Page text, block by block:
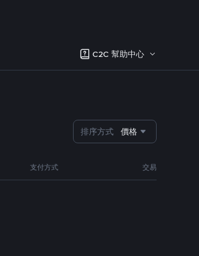
C2C 幫助中心
排序方式 價格
支付方式 交易